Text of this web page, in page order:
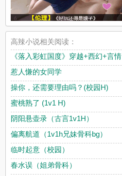
高辣小说相关阅读：
《落入彩虹国度》穿越+西幻+言情
惹人慊的女同学
操你，还需要理由吗？(校园H)
蜜桃熟了 (1v1 H)
阴阳悬壶录（古言1v1H）
偏离航道（1v1h兄妹骨科bg）
临时起意（校园）
春水误（姐弟骨科）